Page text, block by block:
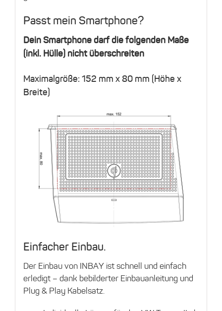
Passt mein Smartphone?
Dein Smartphone darf die folgenden Maße
(inkl. Hülle) nicht überschreiten
Maximalgröße: 152 mm x 80 mm (Höhe x
Breite)
Einfacher Einbau.
Der Einbau von INBAY ist schnell und einfach
erledigt – dank bebilderter Einbauanleitung und
Plug & Play Kabelsatz.